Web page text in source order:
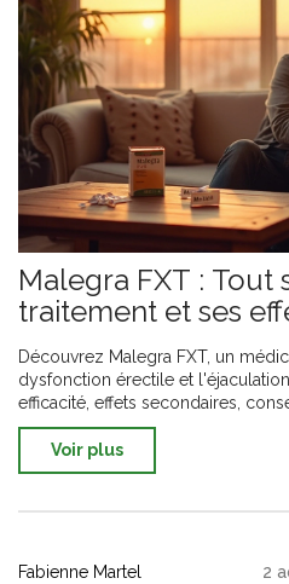
Malegra FXT : Tout
traitement et ses
Découvrez Malegra FXT, un
dysfonction érectile et
efficacité, effets secondaires,
Voir plus
Fabienne Martel 2